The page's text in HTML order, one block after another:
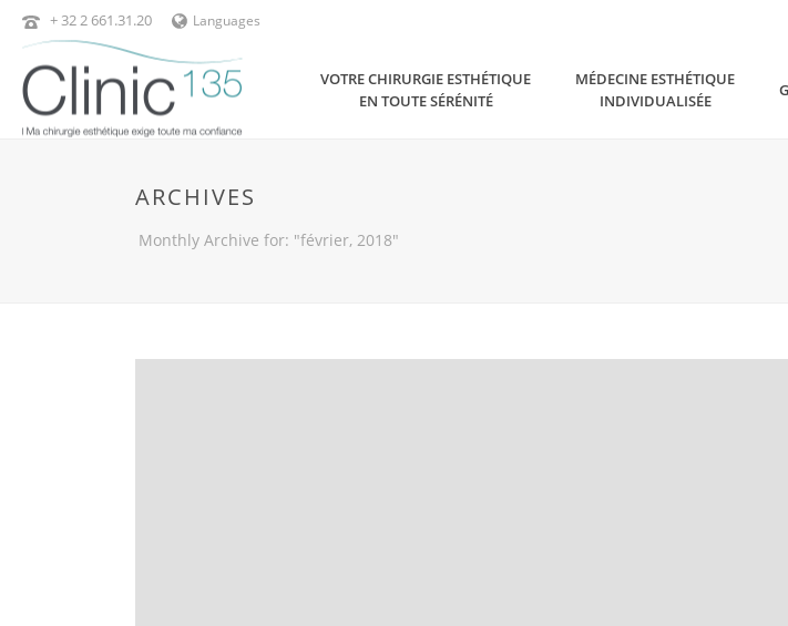
+ 32 2 661.31.20 Languages
VOTRE CHIRURGIE ESTHÉTIQUE
EN TOUTE SÉRÉNITÉ
MÉDECINE ESTHÉTIQUE
INDIVIDUALISÉE
ARCHIVES
Monthly Archive for: "février, 2018"